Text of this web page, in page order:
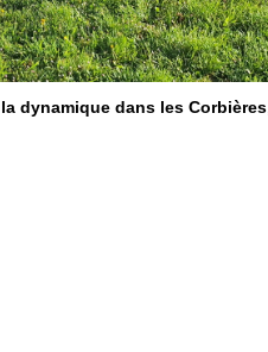
dynamique dans les Corbières